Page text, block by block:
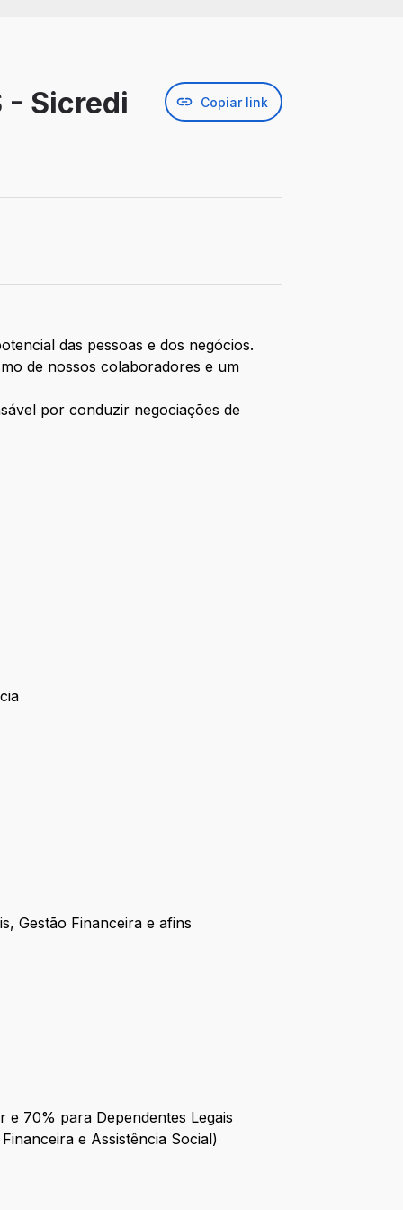
- Sicredi
Copiar link
das pessoas e dos negócios.
de nossos colaboradores e um
por conduzir negociações de
Gestão Financeira e afins
70% para Dependentes Legais
e Assistência Social)